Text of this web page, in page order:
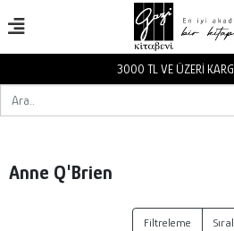
3000 TL VE ÜZERİ
Anne Q'Brien
Filtreleme